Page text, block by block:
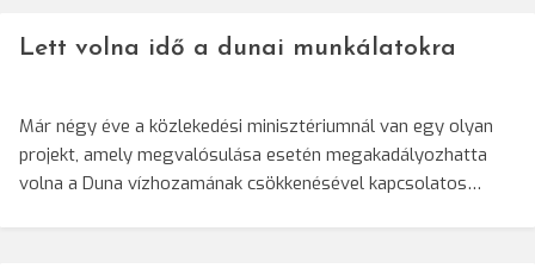
Lett volna idő a dunai munkálatokra
Már négy éve a közlekedési minisztériumnál van egy olyan
projekt, amely megvalósulása esetén megakadályozhatta
volna a Duna vízhozamának csökkenésével kapcsolatos…